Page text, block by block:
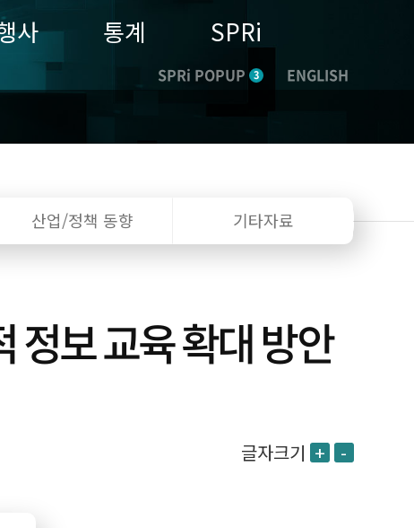
사 통계 SPRi
SPRi POPUP 3 ENGLISH
산업/정책 동향 기타자료
정보 교육 확대 방안
글자크기 + -